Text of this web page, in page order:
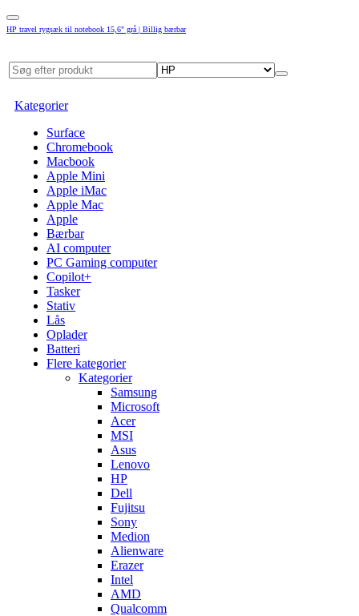
HP travel rygsæk til notebook 15,6" grå | Billig bærbar
Kategorier
Surface
Chromebook
Macbook
Apple Mini
Apple iMac
Apple Mac
Apple
Bærbar
AI computer
PC Gaming computer
Copilot+
Tasker
Stativ
Lås
Oplader
Batteri
Flere kategorier
Kategorier
Samsung
Microsoft
Acer
MSI
Asus
Lenovo
HP
Dell
Fujitsu
Sony
Medion
Alienware
Erazer
Intel
AMD
Qualcomm